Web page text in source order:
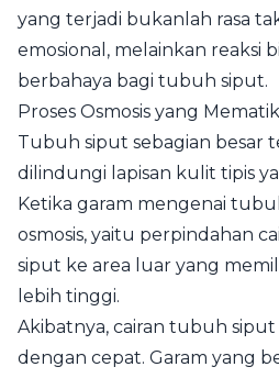
yang terjadi bukanlah rasa
emosional, melainkan reaksi
berbahaya bagi tubuh siput.
Proses Osmosis yang
Tubuh siput sebagian besar
dilindungi lapisan kulit tipis
Ketika garam mengenai
osmosis, yaitu perpindahan
siput ke area luar yang
lebih tinggi.
Akibatnya, cairan tubuh
dengan cepat. Garam yang